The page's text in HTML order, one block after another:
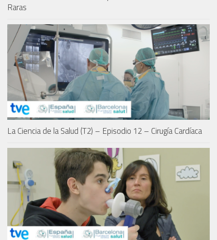
Raras
La Ciencia de la Salud (T2) – Episodio 12 – Cirugía Cardíaca